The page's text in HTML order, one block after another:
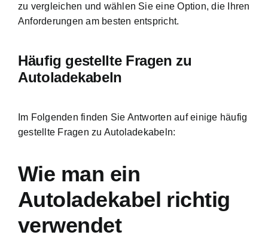
zu vergleichen und wählen Sie eine Option, die Ihren
Anforderungen am besten entspricht.
Häufig gestellte Fragen zu
Autoladekabeln
Im Folgenden finden Sie Antworten auf einige häufig
gestellte Fragen zu Autoladekabeln:
Wie man ein
Autoladekabel richtig
verwendet